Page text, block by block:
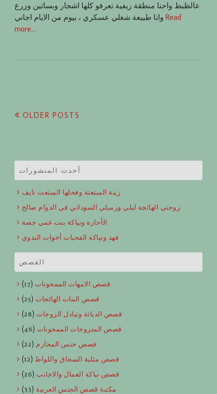
عالظبط واحنا منطقة ريفية تعرفو كلها اشجار وبساتين وزرع
Read
more…
Posts
OLDER POSTS
أحدث المنشورات
زينة المبتعثة وفحلها المبتعث نايف
زوجتي الهائجة ليلي وزميلي السوداني في الدوام صالح
الأجازة ونياكة بنت عمي حصة
فهد ونياكة القحبات أخوات البدوي
القصص
قصص الامهات الممحونات (17)
قصص البنات الهائجات (25)
قصص الدياثة وتبادل الزوجات (28)
قصص المتزوجات الممحونات (46)
قصص حنس المحارم (22)
قصص مثلية السحاق واللواط (12)
قصص نياكة العمال والاجانب (26)
مكتبة قصص الجنس العربية (33)